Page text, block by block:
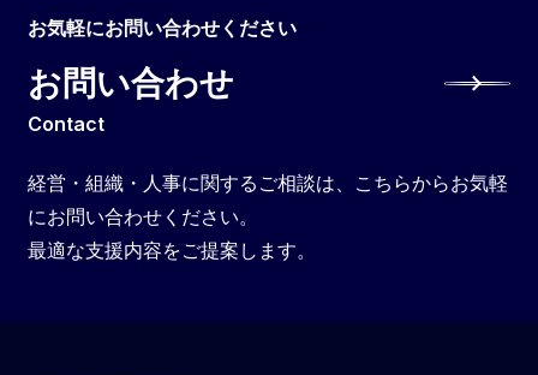
お気軽にお問い合わせください
お問い合わせ
Contact
経営・組織・人事に関するご相談は、こちらからお気軽
にお問い合わせください。
最適な支援内容をご提案します。